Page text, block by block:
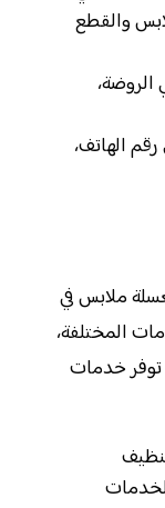
والقطع
الهاتف،
ملابس في
المختلفة،
توفر خدمات